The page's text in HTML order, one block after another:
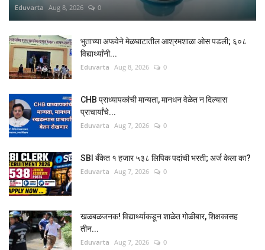
Eduvarta Aug 8, 2026 0
भुताच्या अफवेने मेळघाटातील आश्रमशाळा ओस पडली; ६०८
विद्यार्थ्यांनी...
Eduvarta Aug 8, 2026 0
CHB प्राध्यापकांची मान्यता, मानधन वेळेत न दिल्यास
प्राचार्यांचे...
Eduvarta Aug 7, 2026 0
SBI बँकेत १ हजार ५३८ लिपिक पदांची भरती; अर्ज केला का?
Eduvarta Aug 7, 2026 0
खळबळजनक! विद्यार्थ्याकडून शाळेत गोळीबार, शिक्षकासह
तीन...
Eduvarta Aug 7, 2026 0